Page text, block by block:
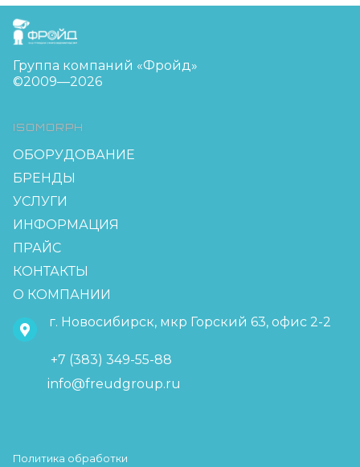
FreudGroup
Группа компаний «Фройд»
©2009—2026
ISOMORPH
ОБОРУДОВАНИЕ
БРЕНДЫ
УСЛУГИ
ИНФОРМАЦИЯ
ПРАЙС
КОНТАКТЫ
О КОМПАНИИ
г. Новосибирск, мкр Горский 63, офис 2-2
+7 (383) 349-55-88
info@freudgroup.ru
Политика обработки